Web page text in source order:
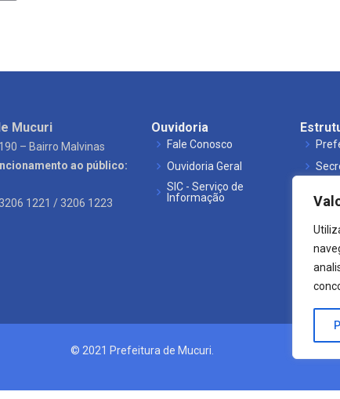
Mucuri
– Bairro Malvinas
ao público:
1221 / 3206 1223
Ouvidoria
Fale Conosco
Ouvidoria Geral
SIC - Serviço de
Informação
© 2021 Prefeitura de Mucuri.